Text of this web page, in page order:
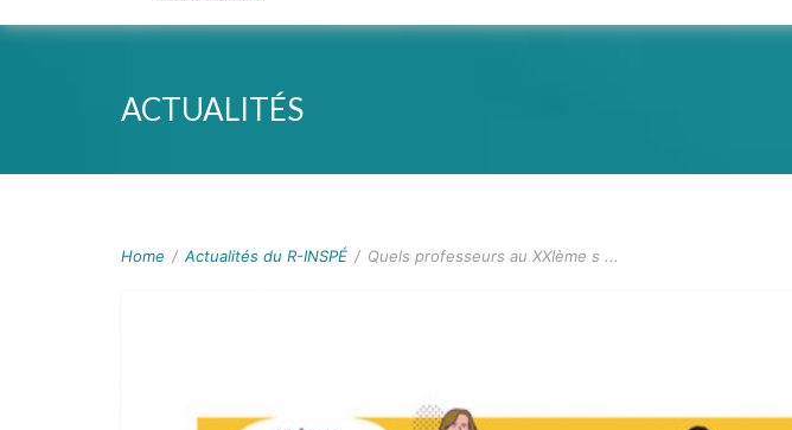
ACTUALITÉS
Home / Actualités du R-INSPÉ / Quels professeurs au XXIème s ...